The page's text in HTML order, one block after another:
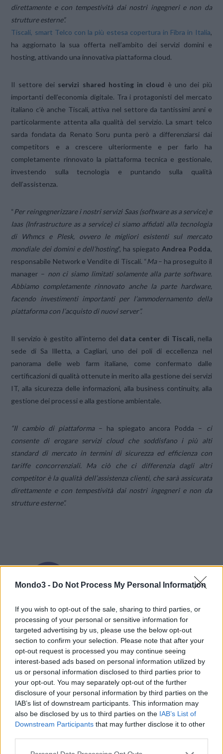
Mondo3 - Do Not Process My Personal Information
If you wish to opt-out of the sale, sharing to third parties, or
processing of your personal or sensitive information for
targeted advertising by us, please use the below opt-out
section to confirm your selection. Please note that after your
opt-out request is processed you may continue seeing
interest-based ads based on personal information utilized by
us or personal information disclosed to third parties prior to
your opt-out. You may separately opt-out of the further
disclosure of your personal information by third parties on the
IAB’s list of downstream participants. This information may
also be disclosed by us to third parties on the IAB’s List of
Downstream Participants that may further disclose it to other
direttamente e con tempestività dai nostri ingegneri e non da
strutture esterne”.
Tiscali, smart Telco con la più estesa copertura in Fibra in Italia,
ha aggiornato la sua offerta nell’ambito dei servizi domini e
hosting, attivando una innovativa piattaforma cloud.
Il settore dei servizi shared hosting in cloud è uno dei più
importanti dell’economia digitale. Tra i protagonisti del mercato
italiano c’è anche Tiscali, attiva nel settore da tantissimi anni e
particolarmente attenta alla qualità del servizio. La smart telco
sarda fondata da Renato Soru punta però a differenziarsi dai
competitors e a crescere ulteriormente e per farlo ha
completamente rinnovato la piattaforma tecnica e gestionale,
investendo sulla tecnologia e puntando sulla qualità
dell’assistenza.
“ Per reingegnerizzare i nostri servizi Saas (software as a service) e
Iaas (Infrastructure as a service) ci siamo affidati alla tecnologia
di Whmcs e Plesk, ovvero le migliori esistenti sul mercato
mondiale dei domini e dell’hosting”, ha spiegato Andrea Podda,
responsabile Network e Vendite di Tiscali. “Ma– ha proseguito il
manager – non ci siamo limitati solamente alla parte software.
Abbiamo completamente rinnovato anche la parte hardware,
facendo investimenti importanti per l’ammodernamento della
piattaforma con l’acquisto di nuovi server”.
Il servizio è gestito all’interno del data center di Tiscali,nella
sede di Sa Illetta, a Cagliari, uno dei poli di eccellenza nel
panorama delle web farm italiane, come confermato dalle
certificazioni di qualità ottenute in merito alla gestione dei servizi
IT, alla sicurezza delle informazioni, alla business continuity, alla
gestione dei processi e alla gestione ambientale.
“Il cambio di piattaforma– ha spiegato ancora Podda – ci
consente di erogare servizi cloud che soddisfano i più alti
standard di mercato in termini di sicurezza ed efficienza con
tariffe concorrenziali. Ma ciò che ci differenzia dagli altri
competitor è la qualità dell’assistenza clienti, che sarà assicurata
direttamente e con tempestività dai nostri ingegneri e non da
strutture esterne”.
Tiscali domini e hosting si candida dunque a diventare un
riferimento di eccellenza per aziende e professionisti, grazie
anche alla semplicità d’uso della sua piattaforma, nella quale sono
già preinstallate centinaia di applicazioni della libreria
Softaculous. Tra queste figurano quelle più rilevanti per la
creazione di siti web e blog, come WordPress, Joomla, Drupal, e
le più utilizzate per lo sviluppo di piattaforme di e-commerce,
come Magento e Prestashop.